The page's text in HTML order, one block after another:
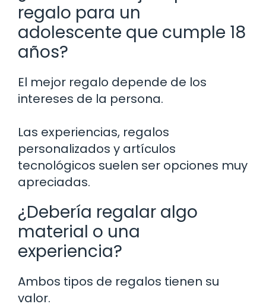
regalo para un
adolescente que cumple 18
años?
El mejor regalo depende de los
intereses de la persona.
Las experiencias, regalos
personalizados y artículos
tecnológicos suelen ser opciones muy
apreciadas.
¿Debería regalar algo
material o una
experiencia?
Ambos tipos de regalos tienen su
valor.